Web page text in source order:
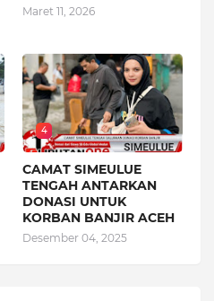
Maret 11, 2026
4
CAMAT SIMEULUE
TENGAH ANTARKAN
DONASI UNTUK
KORBAN BANJIR ACEH
Desember 04, 2025